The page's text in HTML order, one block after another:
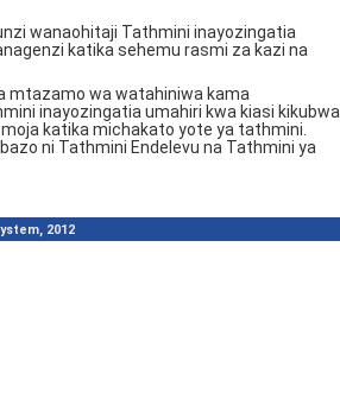
wanaohitaji Tathmini inayozingatia
katika sehemu rasmi za kazi na
mtazamo wa watahiniwa kama
inayozingatia umahiri kwa kiasi kikubwa
katika michakato yote ya tathmini.
ni Tathmini Endelevu na Tathmini ya
2012